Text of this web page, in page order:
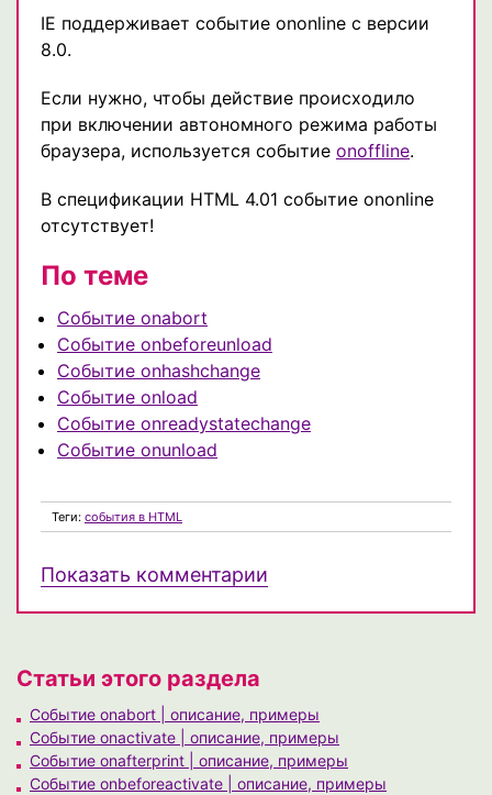
IE поддерживает событие ononline с версии
8.0.
Если нужно, чтобы действие происходило
при включении автономного режима работы
браузера, используется событие onoffline.
В спецификации HTML 4.01 событие ononline
отсутствует!
По теме
Событие onabort
Событие onbeforeunload
Событие onhashchange
Событие onload
Событие onreadystatechange
Событие onunload
Теги: события в HTML
Показать комментарии
Статьи этого раздела
Событие onabort | описание, примеры
Событие onactivate | описание, примеры
Событие onafterprint | описание, примеры
Событие onbeforeactivate | описание, примеры